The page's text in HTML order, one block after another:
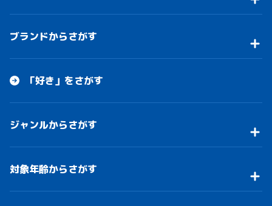
ブランドからさがす
「好き」をさがす
ジャンルからさがす
対象年齢からさがす